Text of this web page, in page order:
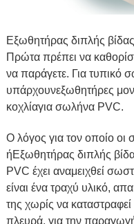
Εξωθητήρας διπλής βίδας
Πρώτα πρέπει να
να παράγετε. Για τυπικό
υπάρχουνεξωθητήρες
κοχλίαγια σωλήνα PVC.
Ο λόγος για τον οποίο
ήΕξωθητήρας διπλής
PVC έχει αναμειχθεί
είναι ένα τραχύ υλικό,
της χωρίς να
πλευρά, για την